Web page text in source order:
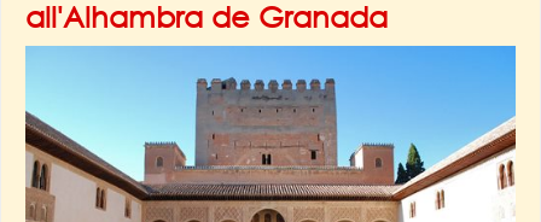
all'Alhambra de Granada